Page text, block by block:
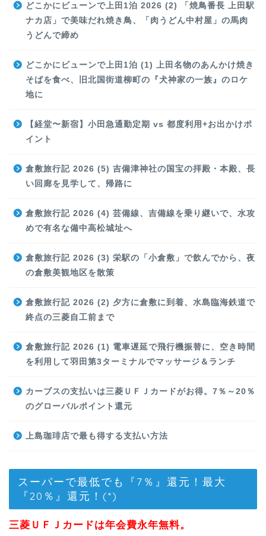
どこかにビューンで上田1泊 2026 (2) 「焼鳥番長 上田駅
ナカ店」で美味だれ焼き鳥、「肉うどん中村屋」の馬肉
うどんで締め
どこかにビューンで上田1泊 (1) 上田名物のあんかけ焼き
そばを食べ、旧北国街道柳町の『犬神家の一族』のロケ
地に
【経堂〜新宿】小田急通勤定期 vs 都度利用+お出かけポ
イント
倉敷旅行記 2026 (5) 吉備津神社の国宝の拝殿・本殿、長
い回廊を見学して、帰路に
倉敷旅行記 2026 (4) 芸備線、吉備線を乗り継いで、水攻
めで有名な備中高松城址へ
倉敷旅行記 2026 (3) 栄駅の「小倉敷」で飲んでから、夜
の倉敷美観地区を散策
倉敷旅行記 2026 (2) 夕方に倉敷に到着、水島臨海鉄道で
終点の三菱自工前まで
倉敷旅行記 2026 (1) 電車遅延で飛行機振替に、空き時間
を利用して羽田第3ターミナルでマッサージ＆ランチ
カーブスの支払いは三菱ＵＦＪカードがお得。7％～20％
のグローバルポイント還元
上島珈琲店で最も得する支払い方法
スーパーで最低でも『7％』還元！最大
『20％』還元！(*)
三菱ＵＦＪカードは年会費永年無料。